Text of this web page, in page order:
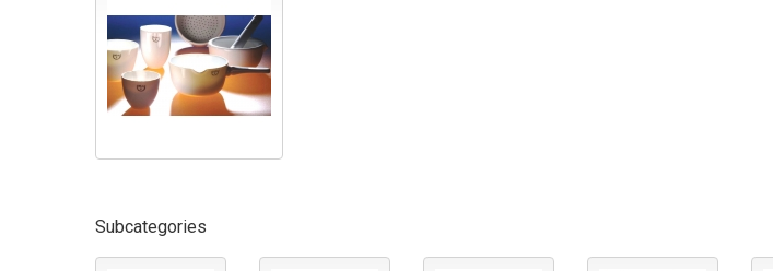
Subcategories